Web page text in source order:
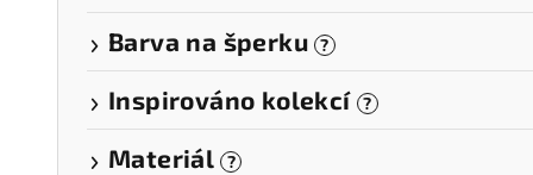
Barva na šperku ?
Inspirováno kolekcí ?
Materiál ?